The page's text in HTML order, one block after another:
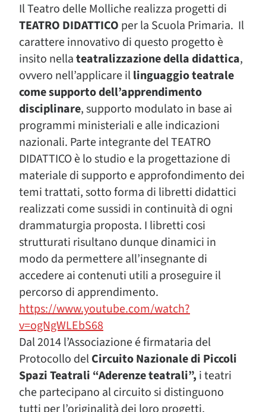
Il Teatro delle Molliche realizza progetti di
TEATRO DIDATTICO per la Scuola Primaria. Il
carattere innovativo di questo progetto è
insito nellateatralizzazione della didattica,
ovvero nell’applicare illinguaggio teatrale
come supporto dell’apprendimento
disciplinare, supporto modulato in base ai
programmi ministeriali e alle indicazioni
nazionali. Parte integrante del TEATRO
DIDATTICO è lo studio e la progettazione di
materiale di supporto e approfondimento dei
temi trattati, sotto forma di libretti didattici
realizzati come sussidi in continuità di ogni
drammaturgia proposta. I libretti cosi
strutturati risultano dunque dinamici in
modo da permettere all’insegnante di
accedere ai contenuti utili a proseguire il
percorso di apprendimento.
https://www.youtube.com/watch?
v=ogNgWLEbS68
Dal 2014 l’Associazione é firmataria del
Protocollo delCircuito Nazionale di Piccoli
Spazi Teatrali “Aderenze teatrali”, i teatri
che partecipano al circuito si distinguono